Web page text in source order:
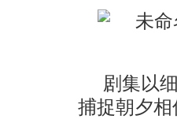
剧集以
捕捉朝夕